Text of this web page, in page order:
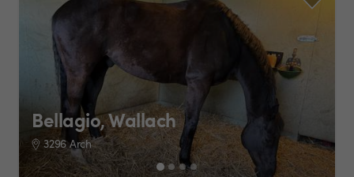
Bellagio, Wallach
3296 Arch